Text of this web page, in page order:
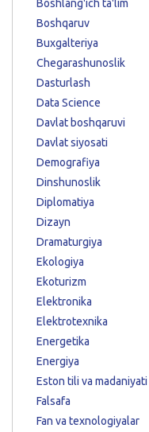
Boshlang'ich ta'lim
Boshqaruv
Buxgalteriya
Chegarashunoslik
Dasturlash
Data Science
Davlat boshqaruvi
Davlat siyosati
Demografiya
Dinshunoslik
Diplomatiya
Dizayn
Dramaturgiya
Ekologiya
Ekoturizm
Elektronika
Elektrotexnika
Energetika
Energiya
Eston tili va madaniyati
Falsafa
Fan va texnologiyalar